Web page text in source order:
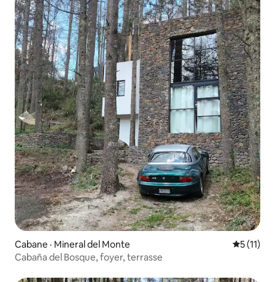
Cabane · Mineral del Monte Note
5 (11)
Cabaña del Bosque, foyer, terrasse